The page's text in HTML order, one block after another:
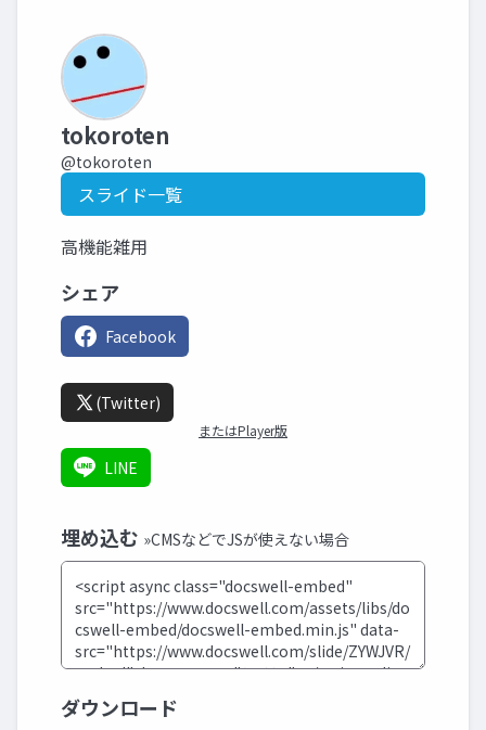
tokoroten
@tokoroten
スライド一覧
高機能雑用
シェア
Facebook
(Twitter)
またはPlayer版
LINE
埋め込む »CMSなどでJSが使えない場合
ダウンロード